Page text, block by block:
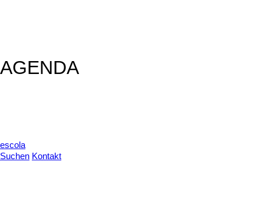
AGENDA
escola
Suchen Kontakt